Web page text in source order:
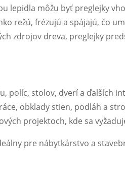
lepidla môžu byť preglejky
režú, frézujú a spájajú, čo
zdrojov dreva, preglejky
políc, stolov, dverí a ďalších
obklady stien, podláh a
projektoch, kde sa
pre nábytkárstvo a